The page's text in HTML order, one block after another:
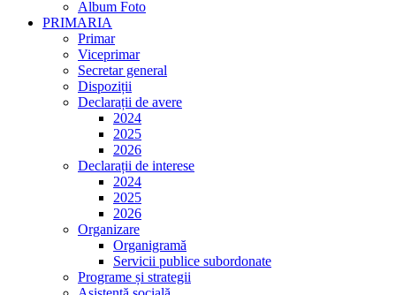
Album Foto
PRIMARIA
Primar
Viceprimar
Secretar general
Dispoziții
Declarații de avere
2024
2025
2026
Declarații de interese
2024
2025
2026
Organizare
Organigramă
Servicii publice subordonate
Programe și strategii